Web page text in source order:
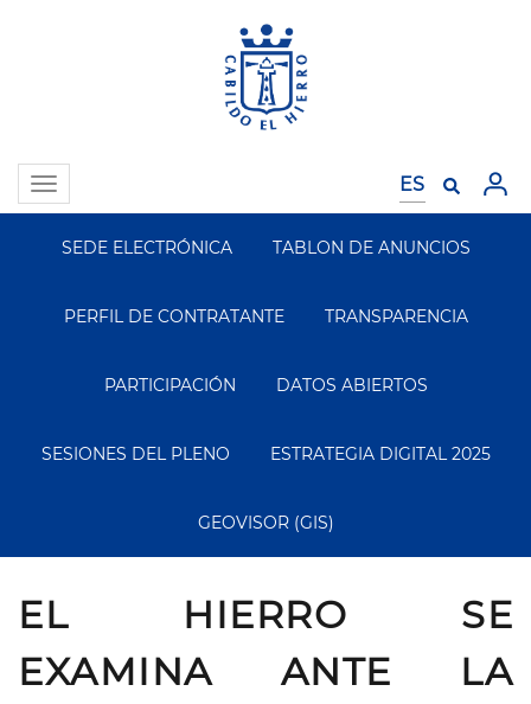
Toggle
navigation
Segundo
Menu
SEDE ELECTRÓNICA TABLON DE ANUNCIOS
PERFIL DE CONTRATANTE TRANSPARENCIA
PARTICIPACIÓN DATOS ABIERTOS
SESIONES DEL PLENO ESTRATEGIA DIGITAL 2025
GEOVISOR (GIS)
EL HIERRO SE
EXAMINA ANTE LA